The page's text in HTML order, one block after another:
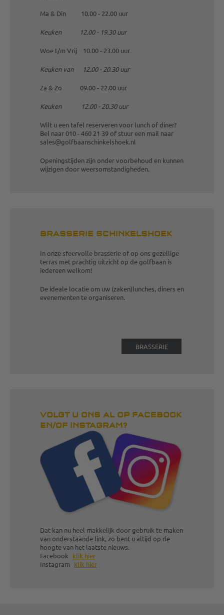
Ma & Din 10.00 - 22.00 uur
Keuken 12.00 - 19.30 uur
Woe t/m Vrij 10.00 - 23.00 uur
Keuken van 12.00 - 20.30 uur
Za & Zo 09.00 - 22.00 uur
Keuken 12.00 - 20.30 uur
Wilt u een tafel reserveren voor lunch of diner?
Bel naar 010 - 460 21 39 of stuur een mail naar
sales@golfbaanschinkelshoek.nl
Openingstijden zijn onder voorbehoud en kunnen
wijzigen door weersomstandigheden.
BRASSERIE SCHINKELSHOEK
In onze sfeervolle brasserie of op ons gezellige
terras met prachtig uitzicht op de golfbaan is
iedereen welkom!
De ideale locatie om uw (zaken)lunches, diners en
evenementen te organiseren.
BRASSERIE
VOLGT U ONS AL OP FACEBOOK
EN/OF INSTAGRAM?
Dat kan nu heel makkelijk door gebruik te maken
van onderstaande link, zo bent u altijd op de
hoogte van het laatste nieuws.
Facebook klik hier
Instagram klik hier